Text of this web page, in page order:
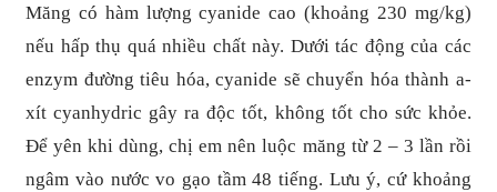
Măng có hàm lượng cyanide cao (khoảng 230 mg/kg)
nếu hấp thụ quá nhiều chất này. Dưới tác động của các
enzym đường tiêu hóa, cyanide sẽ chuyển hóa thành a-
xít cyanhydric gây ra độc tốt, không tốt cho sức khỏe.
Để yên khi dùng, chị em nên luộc măng từ 2 – 3 lần rồi
ngâm vào nước vo gạo tầm 48 tiếng. Lưu ý, cứ khoảng